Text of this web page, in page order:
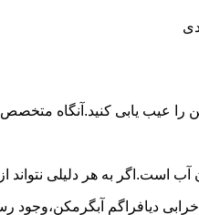
عیب یابی کنید.آنگاه
است.اگر به هر دلیلی
دیافراگم